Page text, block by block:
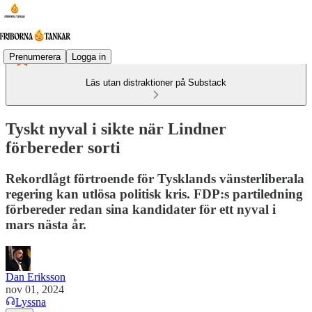
Prenumerera Logga in
Läs utan distraktioner på Substack
Tyskt nyval i sikte när Lindner
förbereder sorti
Rekordlågt förtroende för Tysklands vänsterliberala
regering kan utlösa politisk kris. FDP:s partiledning
förbereder redan sina kandidater för ett nyval i
mars nästa år.
Dan Eriksson
nov 01, 2024
Lyssna